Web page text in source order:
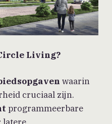
Living?
waarin
cruciaal zijn.
programmeerbare